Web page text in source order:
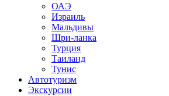
ОАЭ
Израиль
Мальдивы
Шри-ланка
Турция
Таиланд
Тунис
Автотуризм
Экскурсии